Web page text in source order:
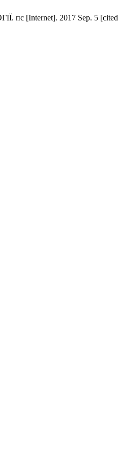
[Internet]. 2017 Sep. 5 [cited